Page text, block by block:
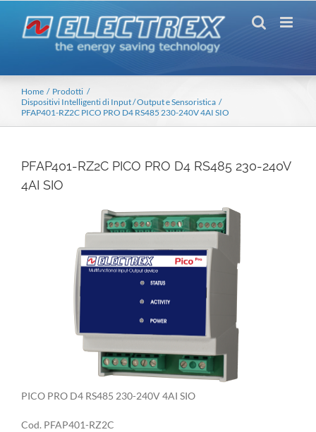
contenuto
Home
Prodotti
Dispositivi Intelligenti di Input / Output e Sensoristica
PFAP401-RZ2C PICO PRO D4 RS485 230-240V 4AI SIO
PFAP401-RZ2C PICO PRO D4 RS485 230-240V
4AI SIO
PICO PRO D4 RS485 230-240V 4AI SIO
Cod. PFAP401-RZ2C